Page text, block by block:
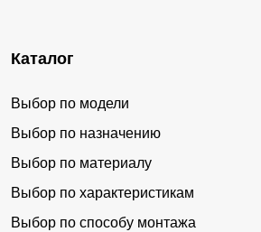
Каталог
Выбор по модели
Выбор по назначению
Выбор по материалу
Выбор по характеристикам
Выбор по способу монтажа